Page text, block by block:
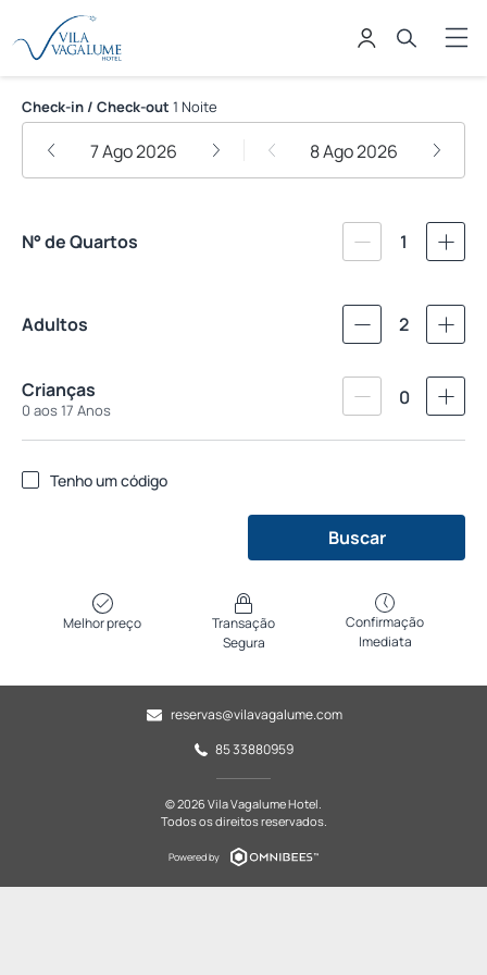
Vila Vagalume Hotel
Check-in / Check-out 1 Noite
7 Ago 2026 8 Ago 2026
N° de Quartos 1
Adultos 2
Crianças
0 aos 17 Anos
0
Tenho um código
Buscar
Melhor preço
Transação
Segura
Confirmação
Imediata
reservas@vilavagalume.com
85 33880959
© 2026 Vila Vagalume Hotel.
Todos os direitos reservados.
Powered by